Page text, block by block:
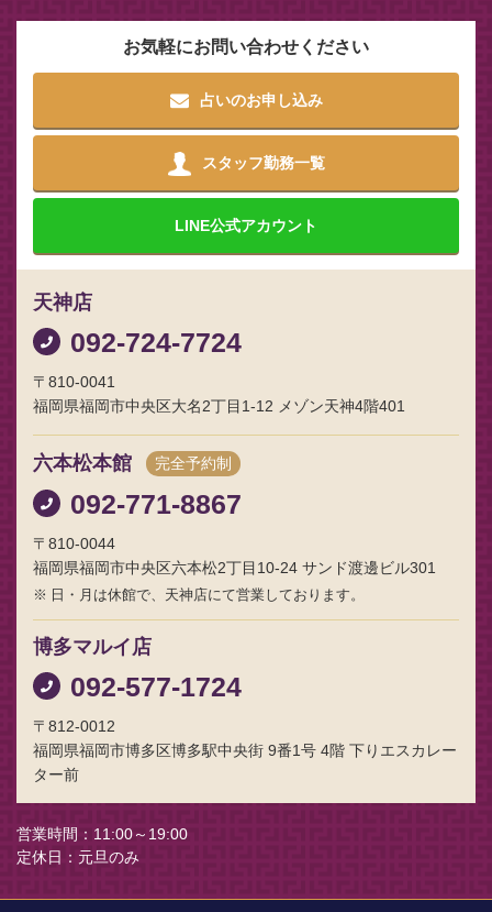
お気軽にお問い合わせください
占いのお申し込み
スタッフ勤務一覧
LINE公式アカウント
天神店
092-724-7724
〒810-0041
福岡県福岡市中央区大名2丁目1-12 メゾン天神4階401
六本松本館 完全予約制
092-771-8867
〒810-0044
福岡県福岡市中央区六本松2丁目10-24 サンド渡邊ビル301
日・月は休館で、天神店にて営業しております。
博多マルイ店
092-577-1724
〒812-0012
福岡県福岡市博多区博多駅中央街 9番1号 4階 下りエスカレー
ター前
営業時間
11:00～19:00
定休日
元旦のみ